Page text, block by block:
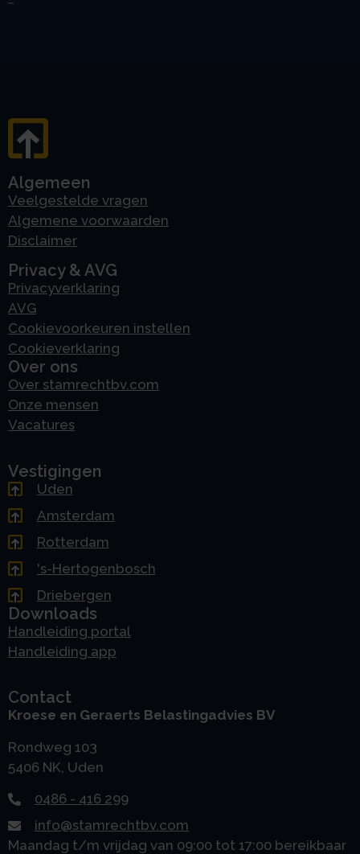
Algemeen
Veelgestelde vragen
Algemene voorwaarden
Disclaimer
Privacy & AVG
Privacyverklaring
AVG
Cookievoorkeuren instellen
Cookieverklaring
Over ons
Over stamrechtbv.com
Onze mensen
Vacatures
Vestigingen
Uden
Amsterdam
Rotterdam
's-Hertogenbosch
Driebergen
Downloads
Handleiding portal
Handleiding app
Contact
Kroese en Geraerts Belastingadvies BV
Rondweg 103
5406 NK, Uden
0486 - 416 299
info@stamrechtbv.com
Maandag t/m vrijdag van 09:00 tot 17:00 bereikbaar